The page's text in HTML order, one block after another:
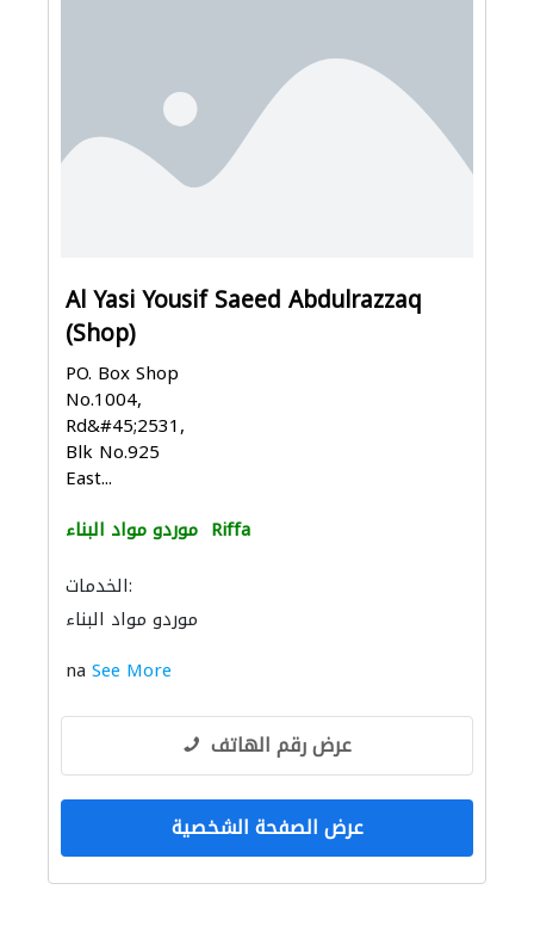
Al Yasi Yousif Saeed Abdulrazzaq
(Shop)
PO. Box Shop
No.1004,
Rd&#45;2531,
Blk No.925
East...
موردو مواد البناء Riffa
الخدمات:
موردو مواد البناء
na See More
عرض رقم الهاتف
عرض الصفحة الشخصية